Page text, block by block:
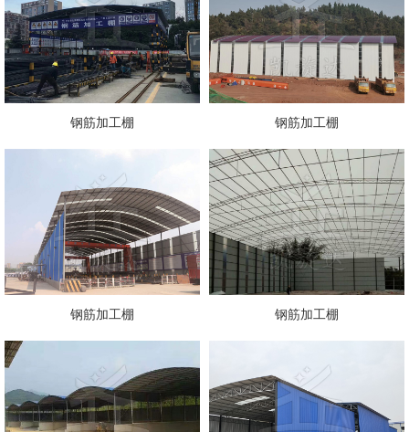
钢筋加工棚 钢筋加工棚
钢筋加工棚 钢筋加工棚